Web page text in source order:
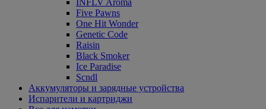
Five Pawns
One Hit Wonder
Genetic Code
Raisin
Black Smoker
Ice Paradise
Scndl
Аккумуляторы и зарядные устройства
Испарители и картриджи